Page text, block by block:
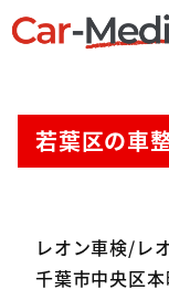
若葉区の車
レオン車検/
千葉市中央区